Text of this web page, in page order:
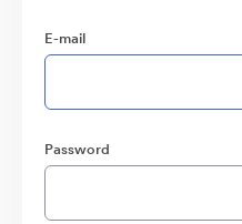
E-mail
Password